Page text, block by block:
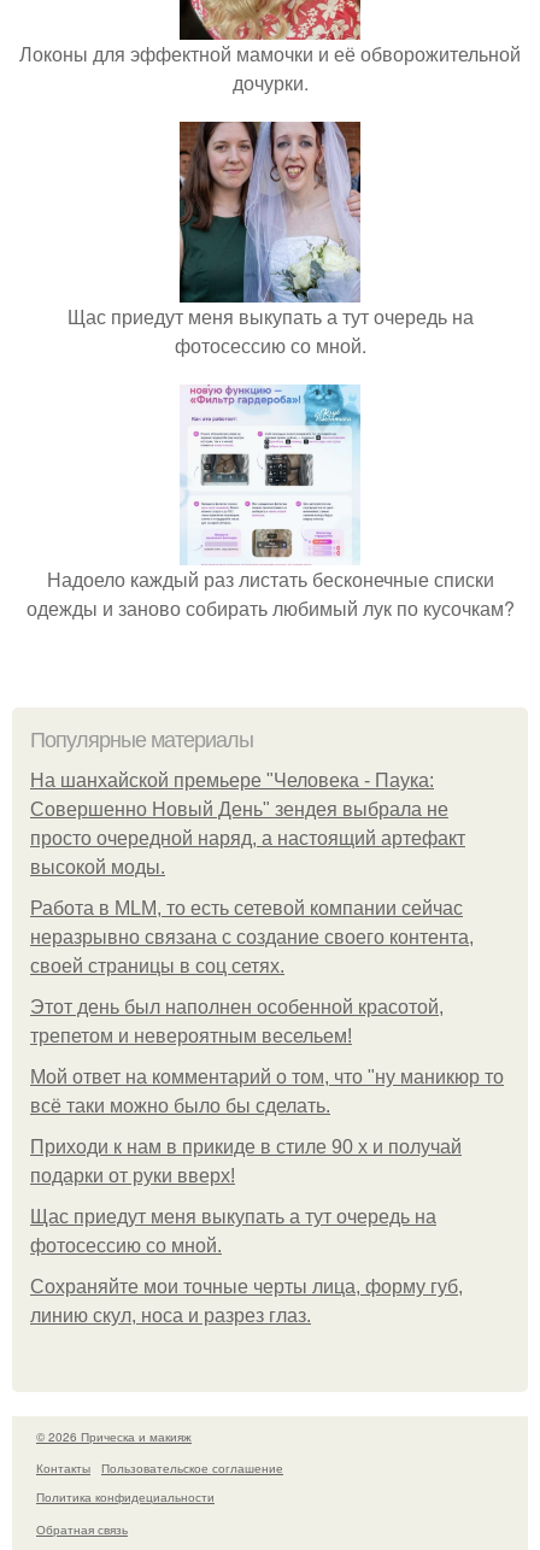
Локоны для эффектной мамочки и её обворожительной
дочурки.
Щас приедут меня выкупать а тут очередь на
фотосессию со мной.
Надоело каждый раз листать бесконечные списки
одежды и заново собирать любимый лук по кусочкам?
Популярные материалы
На шанхайской премьере "Человека - Паука:
Совершенно Новый День" зендея выбрала не
просто очередной наряд, а настоящий артефакт
высокой моды.
Работа в MLM, то есть сетевой компании сейчас
неразрывно связана с создание своего контента,
своей страницы в соц сетях.
Этот день был наполнен особенной красотой,
трепетом и невероятным весельем!
Мой ответ на комментарий о том, что "ну маникюр то
всё таки можно было бы сделать.
Приходи к нам в прикиде в стиле 90 х и получай
подарки от руки вверх!
Щас приедут меня выкупать а тут очередь на
фотосессию со мной.
Сохраняйте мои точные черты лица, форму губ,
линию скул, носа и разрез глаз.
© 2026 Прическа и макияж
Контакты
Пользовательское соглашение
Политика конфидециальности
Обратная связь